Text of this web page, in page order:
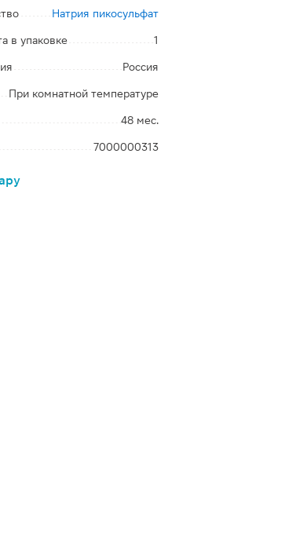
Натрия пикосульфат
в упаковке 1
Россия
При комнатной температуре
48 мес.
7000000313